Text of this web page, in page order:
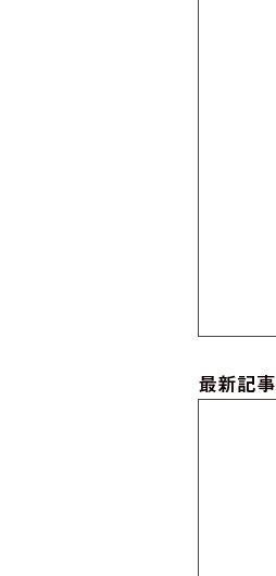
最新記事